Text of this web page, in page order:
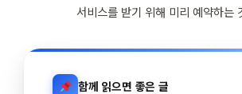
서비스를 받기 위해 미리 예약하는
함께 읽으면 좋은 글